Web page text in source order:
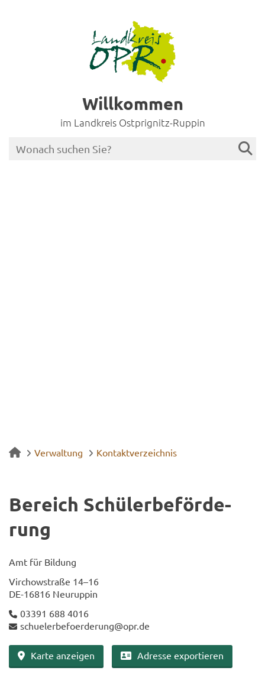
Willkommen
im Landkreis Ostprignitz-Ruppin
Verwaltung Kontaktverzeichnis
Be­reich Schü­ler­be­för­de­
rung
Amt für Bil­dung
Virch­ow­stra­ße 14–16
DE-​16816 Neu­rup­pin
03391 688 4016
schu­e­ler­be­fo­er­de­rung@opr.de
Karte an­zei­gen Adres­se ex­por­tie­ren